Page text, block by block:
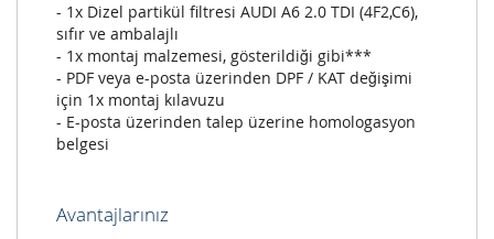
- 1x Dizel partikül filtresi AUDI A6 2.0 TDI (4F2,C6),
sıfır ve ambalajlı
- 1x montaj malzemesi, gösterildiği gibi***
- PDF veya e-posta üzerinden DPF / KAT değişimi
için 1x montaj kılavuzu
- E-posta üzerinden talep üzerine homologasyon
belgesi
Avantajlarınız